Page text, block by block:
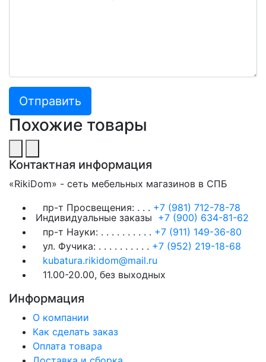
Похожие товары
Контактная информация
«RikiDom» - сеть мебельных магазинов в СПБ
пр-т Просвещения: . . . +7 (981) 712-78-78
Индивидуальные заказы +7 (900) 634-81-62
пр-т Науки: . . . . . . . . . . +7 (911) 149-36-80
ул. Фучика: . . . . . . . . . . +7 (952) 219-18-68
kubatura.rikidom@mail.ru
11.00-20.00, без выходных
Информация
О компании
Как сделать заказ
Оплата товара